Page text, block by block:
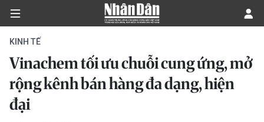
CHÍNH TRỊ
KINH TẾ
KINH TẾ
Vinachem tối ưu chuỗi cung ứng, mở
rộng kênh bán hàng đa dạng, hiện
đại